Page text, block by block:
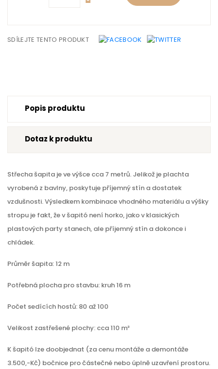
SDÍLEJTE TENTO PRODUKT
Popis produktu
Dotaz k produktu
Střecha šapita je ve výšce cca 7 metrů. Jelikož je plachta
vyrobená z bavlny, poskytuje příjemný stín a dostatek
vzdušnosti. Výsledkem kombinace vhodného materiálu a výšky
stropu je fakt, že v šapitó není horko, jako v klasických
plastových party stanech, ale příjemný stín a dokonce i
chládek.
Průměr šapita: 12 m
Potřebná plocha pro stavbu: kruh 16 m
Počet sedících hostů: 80 až 100
Velikost zastřešené plochy: cca 110 m²
K šapitó lze doobjednat (za cenu montáže a demontáže
3.500,-Kč) bočnice pro částečné nebo úplně uzavření prostoru.